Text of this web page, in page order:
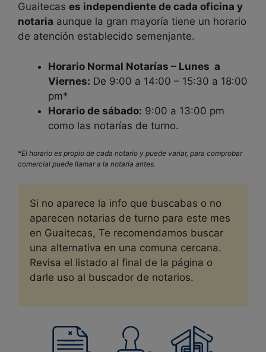
Guaitecas es independiente de cada oficina y
notaria aunque la gran mayoría tiene un horario
de atención establecido semenjante.
Horario Normal Notarías – Lunes a
Viernes: De 9:00 a 14:00 – 15:30 a 18:00
pm*
Horario de sábado: 9:00 a 13:00 pm
como las notarías de turno.
*El horario es propio de cada notario y puede variar, para comprobar
comercial puede llamar a la notaría antes.
Si no aparece la info que buscabas o no
aparecen notarias de turno para este mes
en Guaitecas, Te recomendamos buscar
una alternativa en una comuna cercana.
Revisa el listado al final de la página o
darle uso al buscador de notarios.